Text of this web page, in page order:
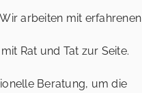
arbeiten mit erfahrenen
Rat und Tat zur Seite.
Beratung, um die